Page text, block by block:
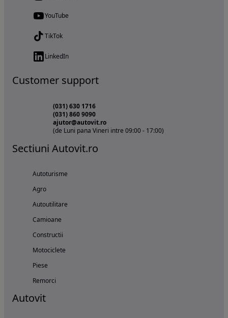
YouTube
TikTok
LinkedIn
Customer support
(031) 630 1716
(031) 860 9090
ajutor@autovit.ro
(de Luni pana Vineri intre 09:00 - 17:00)
Sectiuni Autovit.ro
Autoturisme
Agro
Autoutilitare
Camioane
Constructii
Motociclete
Piese
Remorci
Autovit